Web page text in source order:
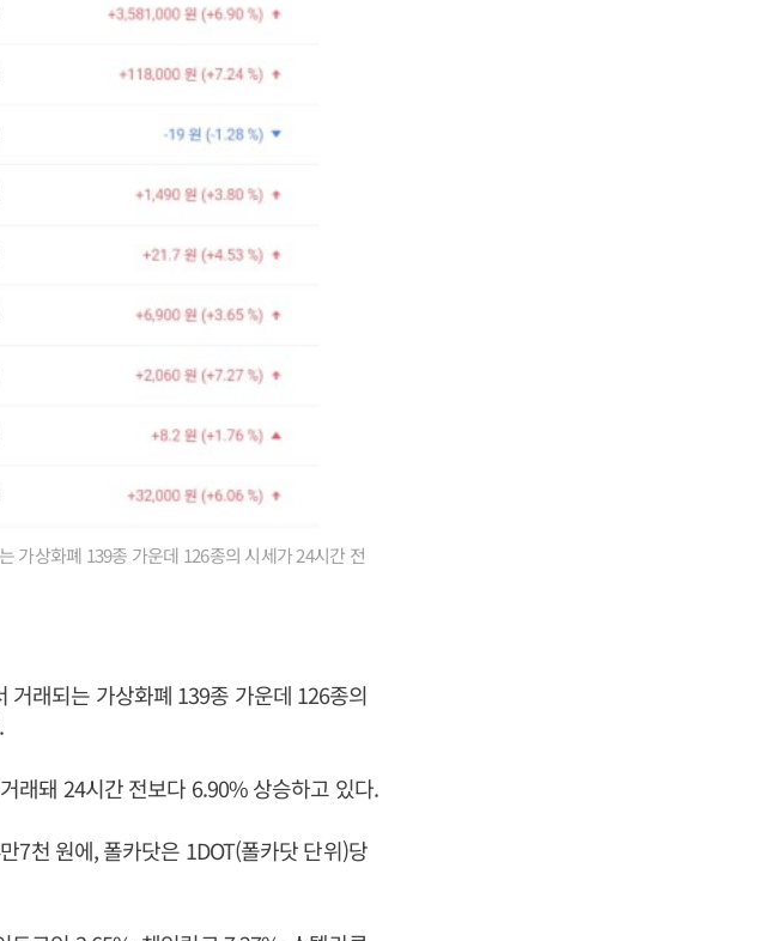
가상화폐 139종 가운데 126종의 시세가 24시간 전
래되는 가상화폐 139종 가운데 126종의
래돼 24시간 전보다 6.90% 상승하고 있다.
7천 원에, 폴카닷은 1DOT(폴카닷 단위)당